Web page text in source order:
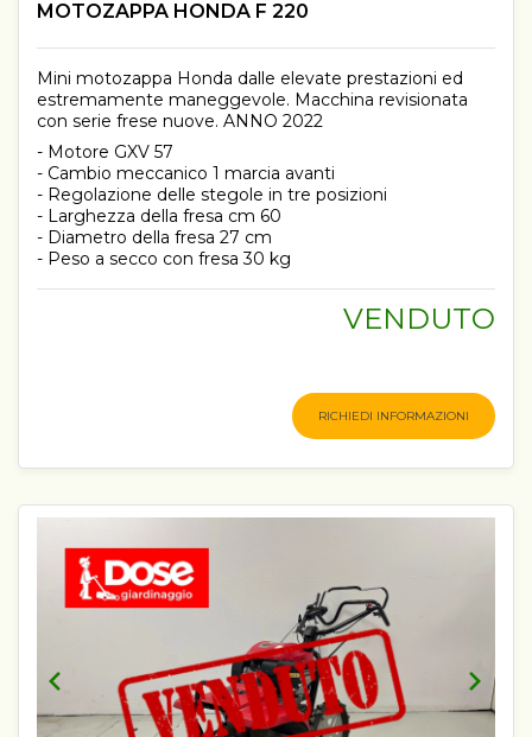
MOTOZAPPA HONDA F 220
Mini motozappa Honda dalle elevate prestazioni ed
estremamente maneggevole. Macchina revisionata
con serie frese nuove. ANNO 2022
- Motore GXV 57
- Cambio meccanico 1 marcia avanti
- Regolazione delle stegole in tre posizioni
- Larghezza della fresa cm 60
- Diametro della fresa 27 cm
- Peso a secco con fresa 30 kg
VENDUTO
RICHIEDI INFORMAZIONI